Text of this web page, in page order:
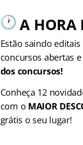
A HORA
Estão saindo editais
concursos abertas
dos concursos!
Conheça 12
com o MAIOR
grátis o seu lugar!